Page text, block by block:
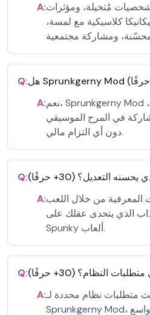
A:مُتخيلة، ومؤثرات
كلاسيكية مع لمسة،
Q:
A:نعم، Sprunkgerny Mod مجاني للعب عبر الإنترنت،
في المرح الموسيقي
دون أي التزام مالي.
Q:
يحسنه التعديل؟ (30+ حرفًا)
A:المعرفية من خلال اللعب
الذي يتحدى عقلك على
Spunky ألعاب.
Q:
النظام؟ (30+ حرفًا)
A:متطلبات نظام محددة لـ
Sprunkgerny Mod، مما يجعل الوصول إليه واسع